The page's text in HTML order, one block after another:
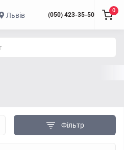
Львів (050) 423-35-50
0
Фільтр